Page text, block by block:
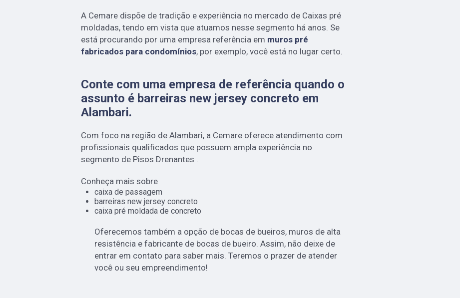
A Cemare dispõe de tradição e experiência no mercado de Caixas pré
moldadas, tendo em vista que atuamos nesse segmento há anos. Se
está procurando por uma empresa referência em muros pré
fabricados para condomínios, por exemplo, você está no lugar certo.
Conte com uma empresa de referência quando o
assunto é barreiras new jersey concreto em
Alambari.
Com foco na região de Alambari, a Cemare oferece atendimento com
profissionais qualificados que possuem ampla experiência no
segmento de Pisos Drenantes .
Conheça mais sobre
caixa de passagem
barreiras new jersey concreto
caixa pré moldada de concreto
Oferecemos também a opção de bocas de bueiros, muros de alta
resistência e fabricante de bocas de bueiro. Assim, não deixe de
entrar em contato para saber mais. Teremos o prazer de atender
você ou seu empreendimento!